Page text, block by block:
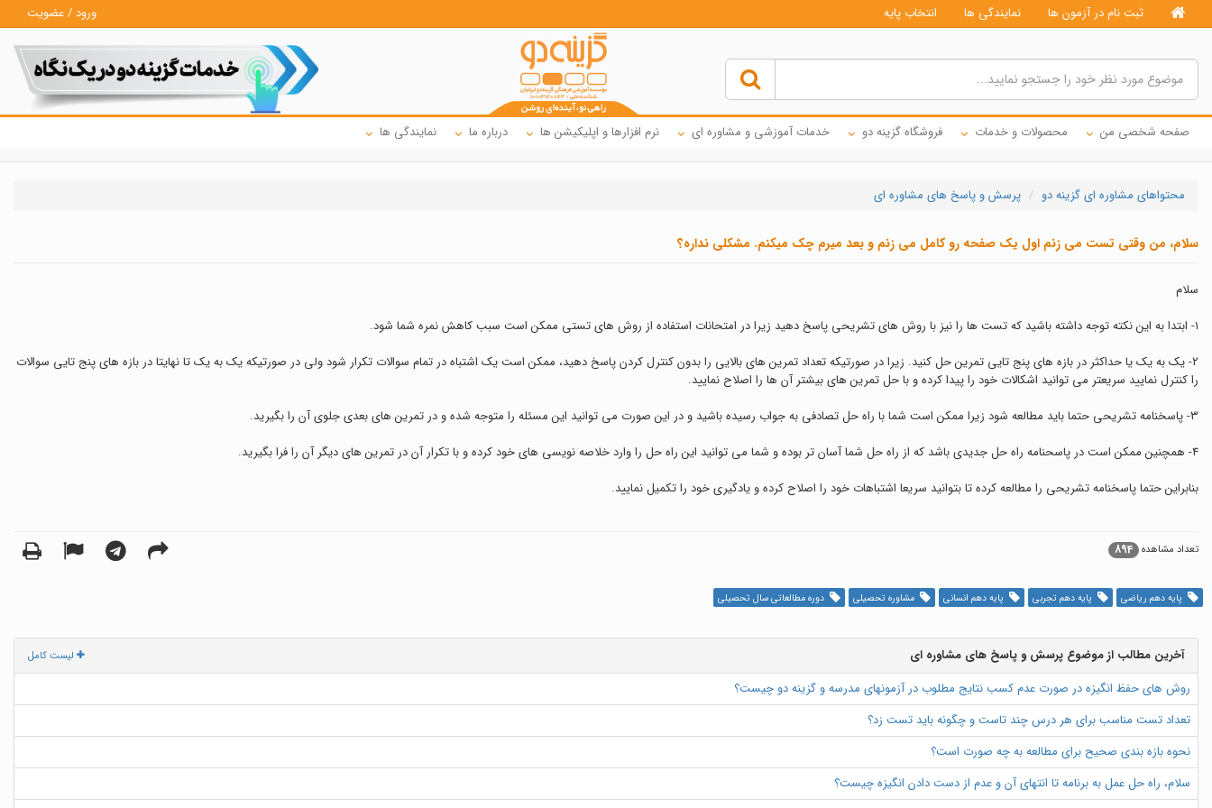
ثبت نام در آزمون ها نمایندگی ها انتخاب پایه ورود / عضویت
صفحه شخصی من محصولات و خدمات فروشگاه گزینه دو خدمات آموزشی و مشاوره ای نرم افزارها و اپلیکیشن ها درباره ما نمایندگی ها
محتواهای مشاوره ای گزینه دو پرسش و پاسخ های مشاوره ای
سلام، من وقتی تست می زنم اول یک صفحه رو کامل می زنم و بعد میرم چک میکنم. مشکلی نداره؟
سلام
١- ابتدا به این نکته توجه داشته باشید که تست ها را نیز با روش های تشریحی پاسخ دهید زیرا در امتحانات استفاده از روش های تستی ممکن است سبب کاهش نمره شما شود.
۲- یک به یک یا حداکثر در بازه های پنج تایی تمرین حل کنید. زیرا در صورتیکه تعداد تمرین های بالایی را بدون کنترل کردن پاسخ دهید، ممکن است یک اشتباه در تمام سوالات تکرار شود ولی در صورتیکه یک به یک تا نهایتا در بازه های پنج تایی سوالات
را کنترل نمایید سریعتر می توانید اشکالات خود را پیدا کرده و با حل تمرین های بیشتر آن ها را اصلاح نمایید.
۳- پاسخنامه تشریحی حتما باید مطالعه شود زیرا ممکن است شما با راه حل تصادفی به جواب رسیده باشید و در این صورت می توانید این مسئله را متوجه شده و در تمرین های بعدی جلوی آن را بگیرید.
۴- همچنین ممکن است در پاسحنامه راه حل جدیدی باشد که از راه حل شما آسان تر بوده و شما می توانید این راه حل را وارد خلاصه نویسی های خود کرده و با تکرار آن در تمرین های دیگر آن را فرا بگیرید.
بنابراین حتما پاسخنامه تشریحی را مطالعه کرده تا بتوانید سریعا اشتباهات خود را اصلاح کرده و یادگیری خود را تکمیل نمایید.
تعداد مشاهده 894
پایه دهم ریاضی پایه دهم تجربی پایه دهم انسانی مشاوره تحصیلی دوره مطالعاتی سال تحصیلی
لیست کامل
آخرین مطالب از موضوع پرسش و پاسخ های مشاوره ای
روش های حفظ انگیزه در صورت عدم کسب نتایج مطلوب در آزمونهای مدرسه و گزینه دو چیست؟
تعداد تست مناسب برای هر درس چند تاست و چگونه باید تست زد؟
نحوه بازه بندی صحیح برای مطالعه به چه صورت است؟
سلام، راه حل عمل به برنامه تا انتهای آن و عدم از دست دادن انگیزه چیست؟